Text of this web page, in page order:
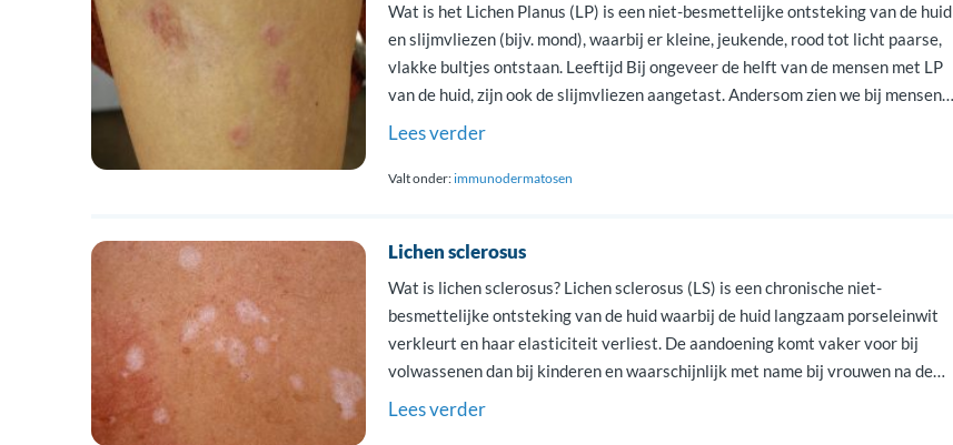
Wat is het Lichen Planus (LP) is een niet-besmettelijke ontsteking van de huid
en slijmvliezen (bijv. mond), waarbij er kleine, jeukende, rood tot licht paarse,
vlakke bultjes ontstaan. Leeftijd Bij ongeveer de helft van de mensen met LP
van de huid, zijn ook de slijmvliezen aangetast. Andersom zien we bij mensen
die LP van de […]
Lees verder
Valt onder:immunodermatosen
Lichen sclerosus
Wat is lichen sclerosus? Lichen sclerosus (LS) is een chronische niet-
besmettelijke ontsteking van de huid waarbij de huid langzaam porseleinwit
verkleurt en haar elasticiteit verliest. De aandoening komt vaker voor bij
volwassenen dan bij kinderen en waarschijnlijk met name bij vrouwen na de
menopauze. Bij kinderen wordt het vooral tussen de leeftijd van 4 en […]
Lees verder